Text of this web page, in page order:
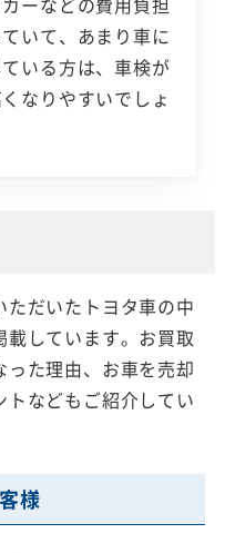
いて、あまり車に
いる方は、車検が
なりやすいでしょ
だいたトヨタ車の中
しています。お買取
った理由、お車を売却
トなどもご紹介してい
様